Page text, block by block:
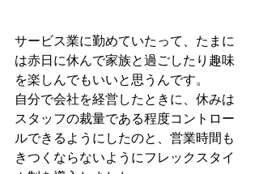
サービス業に勤めていたって、たまに
は赤日に休んで家族と過ごしたり趣味
を楽しんでもいいと思うんです。
自分で会社を経営したときに、休みは
スタッフの裁量である程度コントロー
ルできるようにしたのと、営業時間も
きつくならないようにフレックスタイ